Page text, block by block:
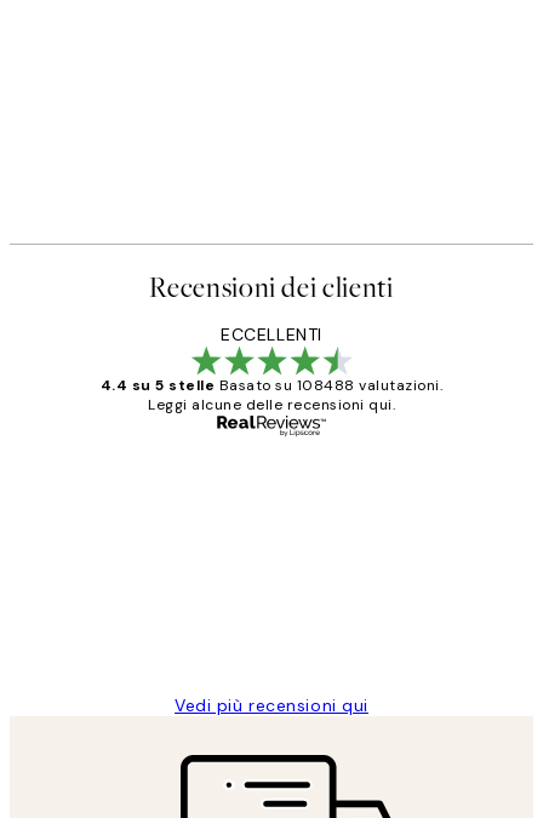
Recensioni dei clienti
ECCELLENTI
4.4 su 5 stelle Basato su 108488 valutazioni.
Leggi alcune delle recensioni qui.
Vedi più recensioni qui